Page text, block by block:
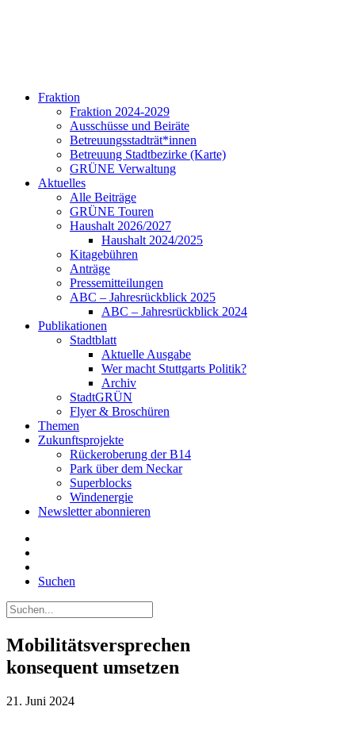
Fraktion
Fraktion 2024-2029
Ausschüsse und Beiräte
Betreuungsstadträt*innen
Betreuung Stadtbezirke (Karte)
GRÜNE Verwaltung
Aktuelles
Alle Beiträge
GRÜNE Touren
Haushalt 2026/2027
Haushalt 2024/2025
Kitagebühren
Anträge
Pressemitteilungen
ABC – Jahresrückblick 2025
ABC – Jahresrückblick 2024
Publikationen
Stadtblatt
Aktuelle Ausgabe
Wer macht Stuttgarts Politik?
Archiv
StadtGRÜN
Flyer & Broschüren
Themen
Zukunftsprojekte
Rückeroberung der B14
Park über dem Neckar
Superblocks
Windenergie
Newsletter abonnieren
Suchen
Mobilitätsversprechen
konsequent umsetzen
21. Juni 2024